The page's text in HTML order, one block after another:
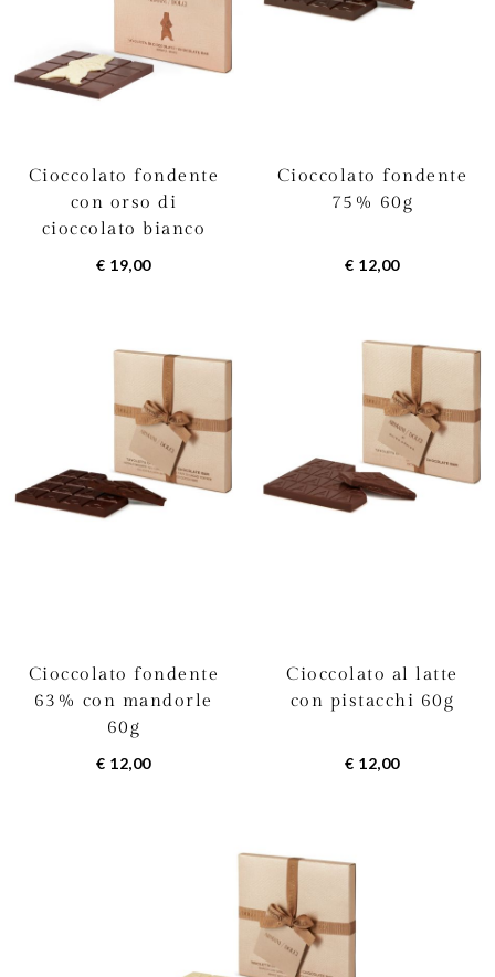
Cioccolato fondente
con orso di
cioccolato bianco
70g
€ 19,00
Cioccolato fondente
75% 60g
€ 12,00
Cioccolato fondente
63% con mandorle
60g
€ 12,00
Cioccolato al latte
con pistacchi 60g
€ 12,00